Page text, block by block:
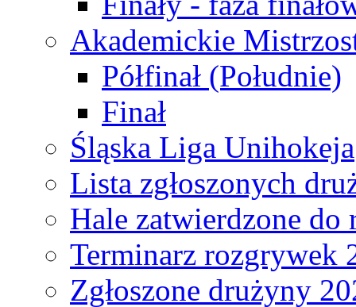
Akademickie
Półfinał (Południe)
Finał
Śląska Liga Unihokeja
Lista zgłoszonych
Hale zatwierdzone do
Terminarz rozgrywek
Zgłoszone drużyny